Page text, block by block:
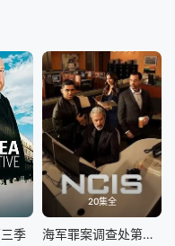
季
20集全
海军罪案调查处第二十三季